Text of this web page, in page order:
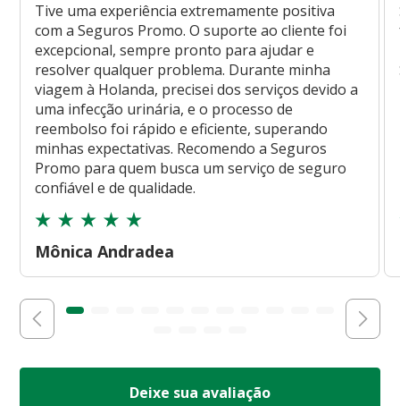
Tive uma experiência extremamente positiva
com a Seguros Promo. O suporte ao cliente foi
excepcional, sempre pronto para ajudar e
resolver qualquer problema. Durante minha
viagem à Holanda, precisei dos serviços devido a
uma infecção urinária, e o processo de
reembolso foi rápido e eficiente, superando
minhas expectativas. Recomendo a Seguros
Promo para quem busca um serviço de seguro
confiável e de qualidade.
Mônica Andradea
Deixe sua avaliação